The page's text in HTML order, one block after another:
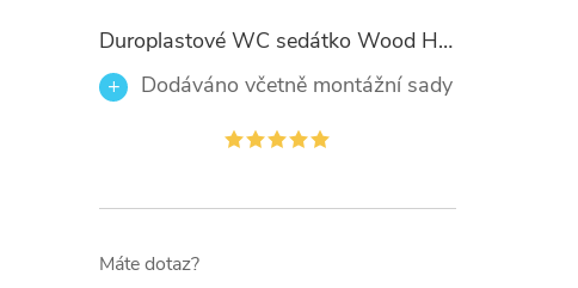
Duroplastové WC sedátko Wood Heart 82377 se zpomalovacím mechanismem SOFT-CLOSE
Dodáváno včetně montážní sady
Máte dotaz?